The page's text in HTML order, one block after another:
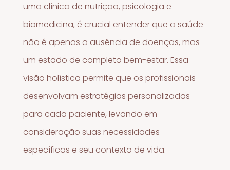
uma clínica de nutrição, psicologia e
biomedicina, é crucial entender que a saúde
não é apenas a ausência de doenças, mas
um estado de completo bem-estar. Essa
visão holística permite que os profissionais
desenvolvam estratégias personalizadas
para cada paciente, levando em
consideração suas necessidades
específicas e seu contexto de vida.